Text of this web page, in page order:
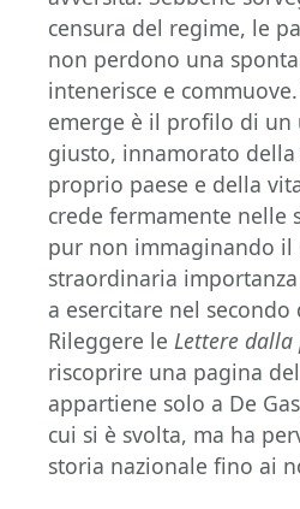
censura del regime, le
non perdono una
intenerisce e
emerge è il profilo di un
giusto, innamorato
proprio paese e della
crede fermamente nelle
pur non immaginando il
straordinaria
a esercitare nel
Rileggere le Lettere
riscoprire una pagina
appartiene solo a De
cui si è svolta, ma ha
storia nazionale fino ai